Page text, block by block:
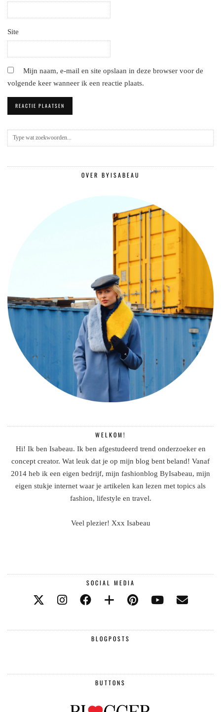
Site
Mijn naam, e-mail en site opslaan in deze browser voor de
volgende keer wanneer ik een reactie plaats.
OVER BYISABEAU
WELKOM!
Hi! Ik ben Isabeau. Ik ben afgestudeerd trend onderzoeker en
concept creator. Wat leuk dat je op mijn blog bent beland! Vanaf
2014 heb ik een eigen bedrijf, mijn fashionblog ByIsabeau, mijn
eigen stukje internet waar je artikelen kan lezen met topics als
fashion, lifestyle en travel.
Veel plezier! Xxx Isabeau
SOCIAL MEDIA
BLOGPOSTS
BUTTONS